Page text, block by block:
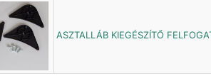
ASZTALLÁB KIEGÉSZÍTŐ